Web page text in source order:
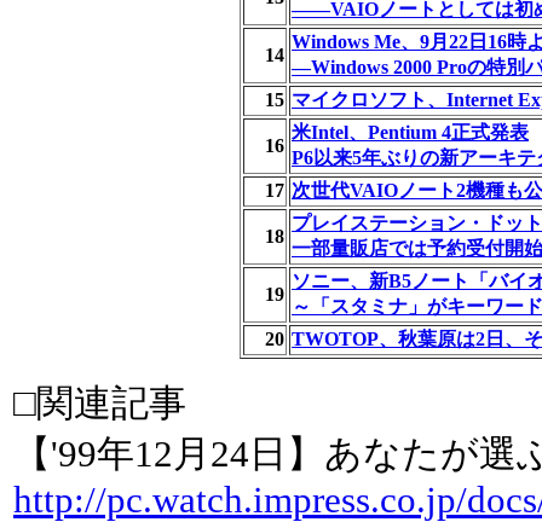
――VAIOノートとしては初
14
Windows Me、9月22日16時
―Windows 2000 Proの特別
15 マイクロソフト、Internet
16
米Intel、Pentium 4正式発表
P6以来5年ぶりの新アーキテ
17 次世代VAIOノート2機種も
18
プレイステーション・ドッ
一部量販店では予約受付開
19
ソニー、新B5ノート「バイ
～「スタミナ」がキーワー
20 TWOTOP、秋葉原は2日、
□関連記事
【'99年12月24日】あなたが選
http://pc.watch.impress.co.jp/